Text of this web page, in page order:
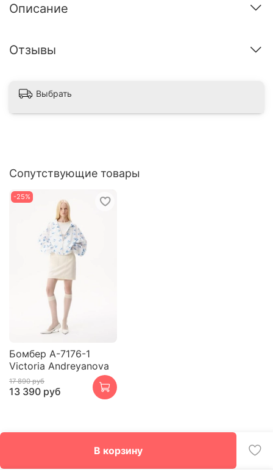
В корзину
Описание
Отзывы
Выбрать
Сопутствующие товары
-25%
Бомбер A-7176-1
Victoria Andreyanova
17 890 руб
13 390 руб